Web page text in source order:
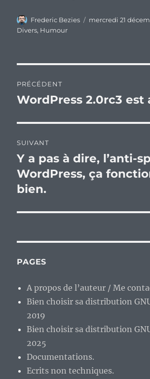
Auteur
Frederic Bezies
Publié
mercredi 21
Divers, Humour
de
PRÉCÉDENT
Publication
WordPress 2.0rc3 est
SUIVANT
Publication
suivante :
Y a pas à dire, l’anti-
WordPress, ça
bien.
PAGES
A propos de l’auteur / Me
Bien choisir sa distribution
2019
Bien choisir sa distribution
2025
Documentations.
Ecrits non techniques.